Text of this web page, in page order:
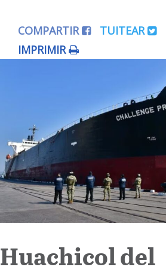
Editorial
Internacional
Cultura
COMPARTIR TUITEAR
IMPRIMIR
Huachicol del